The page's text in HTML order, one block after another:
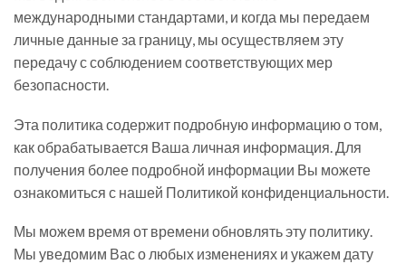
международными стандартами, и когда мы передаем
личные данные за границу, мы осуществляем эту
передачу с соблюдением соответствующих мер
безопасности.
Эта политика содержит подробную информацию о том,
как обрабатывается Ваша личная информация. Для
получения более подробной информации Вы можете
ознакомиться с нашей Политикой конфиденциальности.
Мы можем время от времени обновлять эту политику.
Мы уведомим Вас о любых изменениях и укажем дату